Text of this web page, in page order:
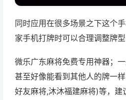
同时应用在很多场景之下这个
家手机打牌时可以合理调整牌
微乐广东麻将免费专用神器；
甚至好像能看到其他人的牌一
好友麻将,沐沐福建麻将)等，建